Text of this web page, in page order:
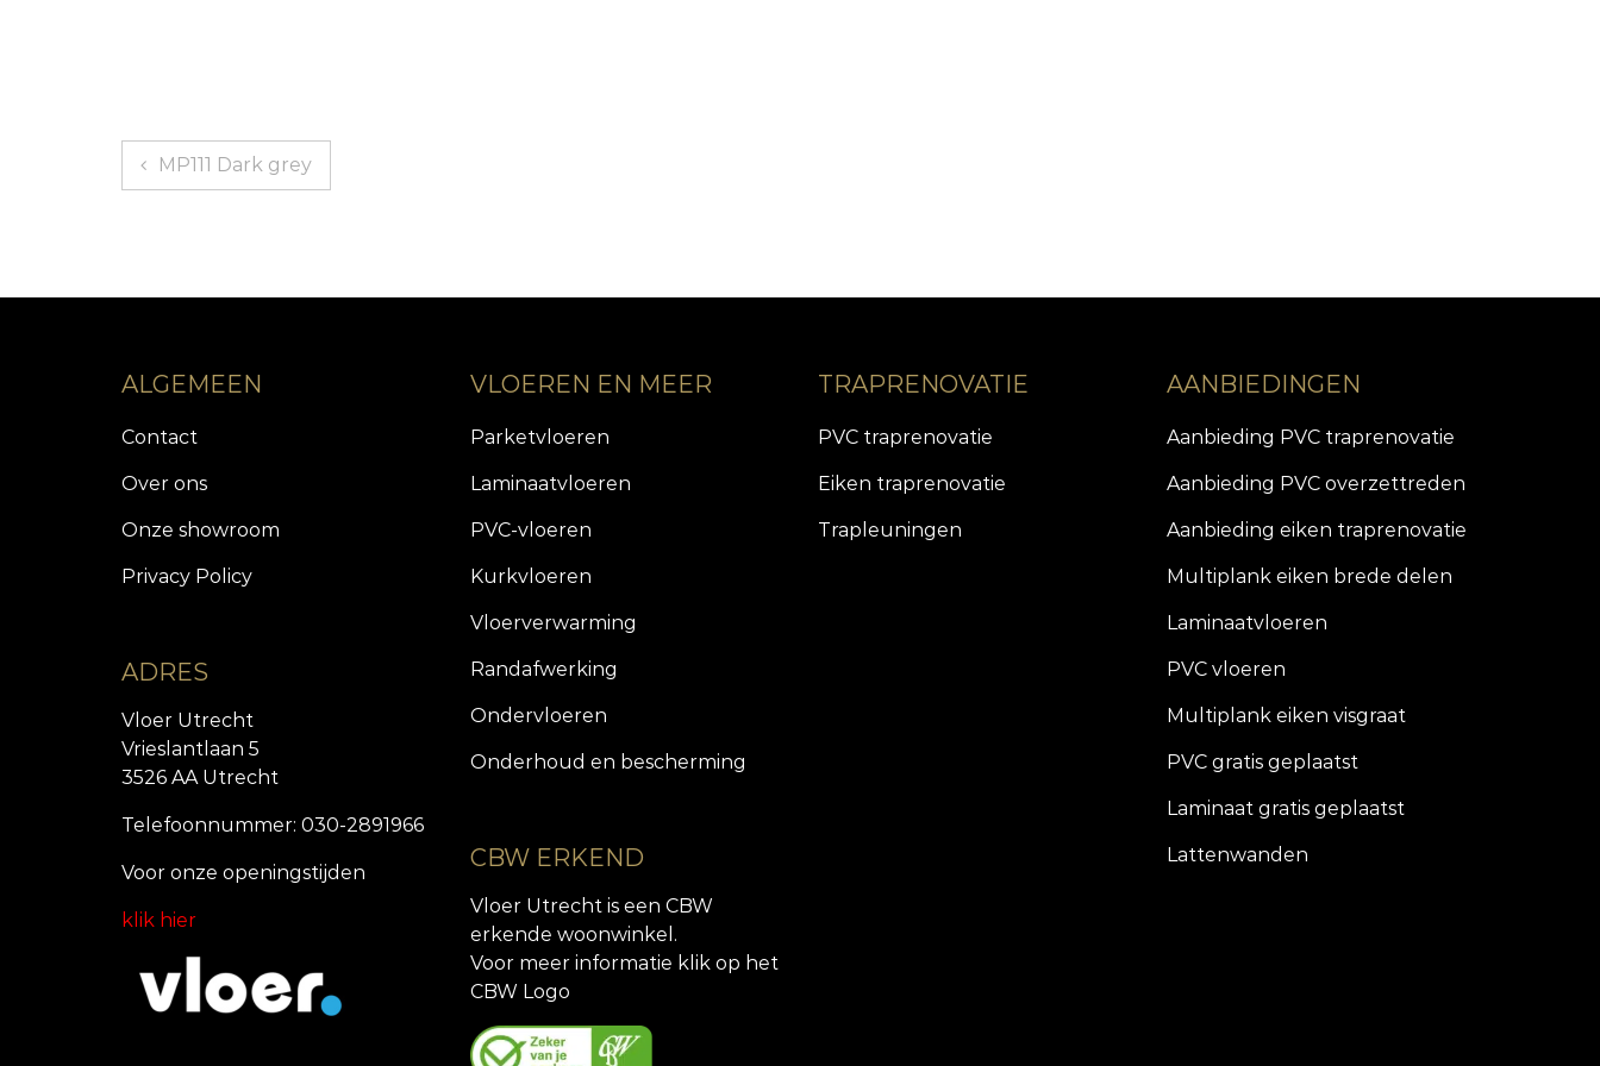
Bericht
navigatie
MP111 Dark grey
ALGEMEEN
Contact
Over ons
Onze showroom
Privacy Policy
ADRES
Vloer Utrecht
Vrieslantlaan 5
3526 AA Utrecht
Telefoonnummer: 030-2891966
Voor onze openingstijden
klik hier
VLOEREN EN MEER
Parketvloeren
Laminaatvloeren
PVC-vloeren
Kurkvloeren
Vloerverwarming
Randafwerking
Ondervloeren
Onderhoud en bescherming
CBW ERKEND
Vloer Utrecht is een CBW
erkende woonwinkel.
Voor meer informatie klik op het
CBW Logo
TRAPRENOVATIE
PVC traprenovatie
Eiken traprenovatie
Trapleuningen
AANBIEDINGEN
Aanbieding PVC traprenovatie
Aanbieding PVC overzettreden
Aanbieding eiken traprenovatie
Multiplank eiken brede delen
Laminaatvloeren
PVC vloeren
Multiplank eiken visgraat
PVC gratis geplaatst
Laminaat gratis geplaatst
Lattenwanden